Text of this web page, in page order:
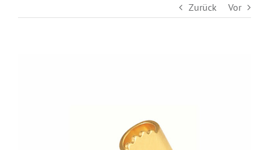
Zurück Vor